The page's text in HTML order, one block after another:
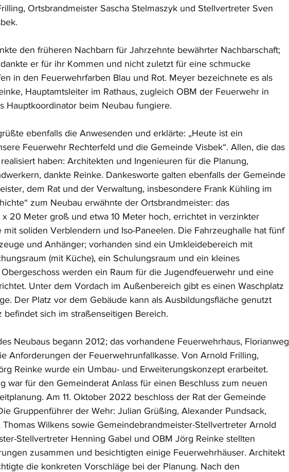
Ortsbrandmeister Sascha Stelmaszyk und Stellvertreter Sven
den früheren Nachbarn für Jahrzehnte bewährter Nachbarschaft;
er für ihr Kommen und nicht zuletzt für eine schmucke
in den Feuerwehrfarben Blau und Rot. Meyer bezeichnete es als
Hauptamtsleiter im Rathaus, zugleich OBM der Feuerwehr in
Hauptkoordinator beim Neubau fungiere.
ebenfalls die Anwesenden und erklärte: „Heute ist ein
Feuerwehr Rechterfeld und die Gemeinde Visbek“. Allen, die das
haben: Architekten und Ingenieuren für die Planung,
dankte Reinke. Dankesworte galten ebenfalls der Gemeinde
dem Rat und der Verwaltung, insbesondere Frank Kühling im
zum Neubau erwähnte der Ortsbrandmeister: das
x 20 Meter groß und etwa 10 Meter hoch, errichtet in verzinkter
mit soliden Verblendern und Iso-Paneelen. Die Fahrzeughalle hat fünf
und Anhänger; vorhanden sind ein Umkleidebereich mit
(mit Küche), ein Schulungsraum und ein kleines
werden ein Raum für die Jugendfeuerwehr und eine
Unter dem Vordach im Außenbereich gibt es einen Waschplatz
Der Platz vor dem Gebäude kann als Ausbildungsfläche genutzt
befindet sich im straßenseitigen Bereich.
Neubaus begann 2012; das vorhandene Feuerwehrhaus, Florianweg
Anforderungen der Feuerwehrunfallkasse. Von Arnold Frilling,
Reinke wurde ein Umbau- und Erweiterungskonzept erarbeitet.
war für den Gemeinderat Anlass für einen Beschluss zum neuen
Am 11. Oktober 2022 beschloss der Rat der Gemeinde
Gruppenführer der Wehr: Julian Grüßing, Alexander Pundsack,
Wilkens sowie Gemeindebrandmeister-Stellvertreter Arnold
Stellvertreter Henning Gabel und OBM Jörg Reinke stellten
zusammen und besichtigten einige Feuerwehrhäuser. Architekt
die konkreten Vorschläge bei der Planung. Nach den